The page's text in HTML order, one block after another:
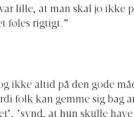
lille, at man skal jo ikke
føles rigtigt.”
ikke altid på den gode
folk kan gemme sig bag
’synd, at hun skulle